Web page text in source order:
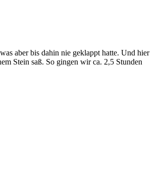
aber bis dahin nie geklappt hatte. Und hier
Stein saß. So gingen wir ca. 2,5 Stunden